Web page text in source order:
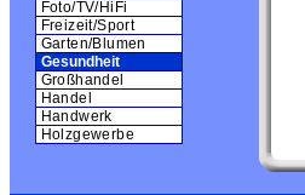
Foto/TV/HiFi
Freizeit/Sport
Garten/Blumen
Gesundheit
Großhandel
Handel
Handwerk
Holzgewerbe